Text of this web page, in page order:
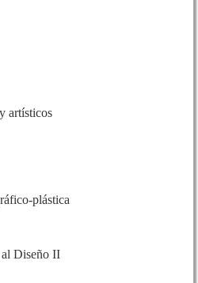
artísticos
II
plástica
Diseño II